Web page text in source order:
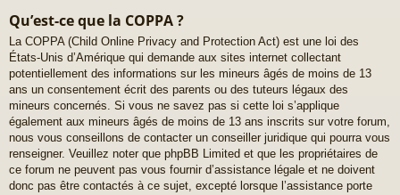
Qu’est-ce que la COPPA ?
La COPPA (Child Online Privacy and Protection Act) est une loi des
États-Unis d’Amérique qui demande aux sites internet collectant
potentiellement des informations sur les mineurs âgés de moins de 13
ans un consentement écrit des parents ou des tuteurs légaux des
mineurs concernés. Si vous ne savez pas si cette loi s’applique
également aux mineurs âgés de moins de 13 ans inscrits sur votre forum,
nous vous conseillons de contacter un conseiller juridique qui pourra vous
renseigner. Veuillez noter que phpBB Limited et que les propriétaires de
ce forum ne peuvent pas vous fournir d’assistance légale et ne doivent
donc pas être contactés à ce sujet, excepté lorsque l’assistance porte